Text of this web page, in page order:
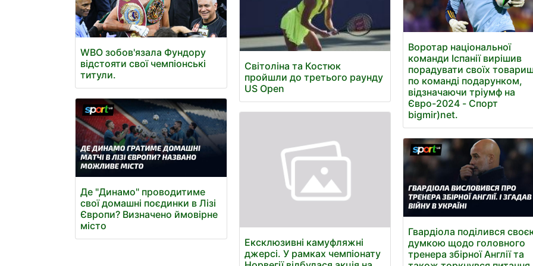
WBO зобов'язала Фундору
відстояти свої чемпіонські
титули.
Де "Динамо" проводитиме
свої домашні поєдинки в Лізі
Європи? Визначено ймовірне
місто
Світоліна та Костюк
пройшли до третього раунду
US Open
Ексклюзивні камуфляжні
джерсі. У рамках чемпіонату
Воротар національної
команди Іспанії вирішив
порадувати своїх
по команді подарунком,
відзначаючи тріумф на
Євро-2024 - Спорт
bigmir)net.
Гвардіола поділився
думкою щодо головного
тренера збірної Англії та